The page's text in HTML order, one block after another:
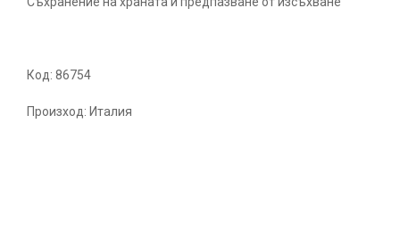
Код: 86754
Произход: Италия